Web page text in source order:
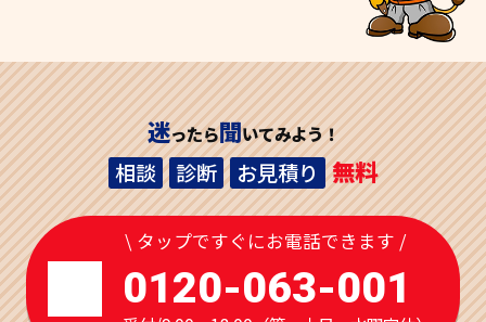
迷ったら聞いてみよう！
相談 診断 お見積り 無料
\ タップですぐにお電話できます /
0120-063-001